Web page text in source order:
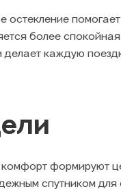
остекление
более
делает каждую
комфорт формируют
спутником